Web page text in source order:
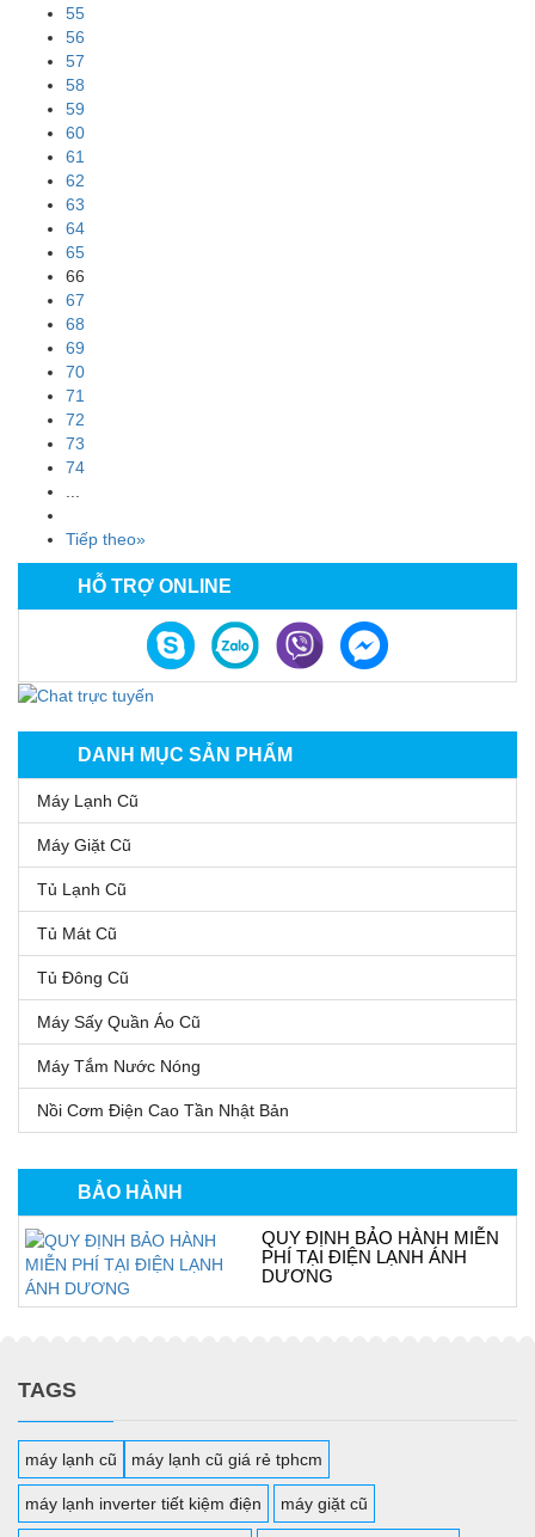
HỖ TRỢ ONLINE
DANH MỤC SẢN PHẨM
Máy Lạnh Cũ
Máy Giặt Cũ
Tủ Lạnh Cũ
Tủ Mát Cũ
Tủ Đông Cũ
Máy Sấy Quần Áo Cũ
Máy Tắm Nước Nóng
Nồi Cơm Điện Cao Tần Nhật Bản
BẢO HÀNH
QUY ĐỊNH BẢO HÀNH MIỄN
PHÍ TẠI ĐIỆN LẠNH ÁNH
DƯƠNG
55
56
57
58
59
60
61
62
63
64
65
66
67
68
69
70
71
72
73
74
Tiếp theo»
TAGS
máy lạnh cũ máy lạnh cũ giá rẻ tphcm
máy lạnh inverter tiết kiệm điện máy giặt cũ